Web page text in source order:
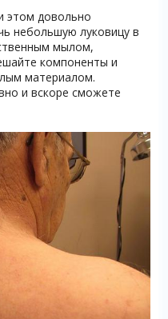
этом довольно
небольшую луковицу в
мылом,
компоненты и
материалом.
и вскоре сможете